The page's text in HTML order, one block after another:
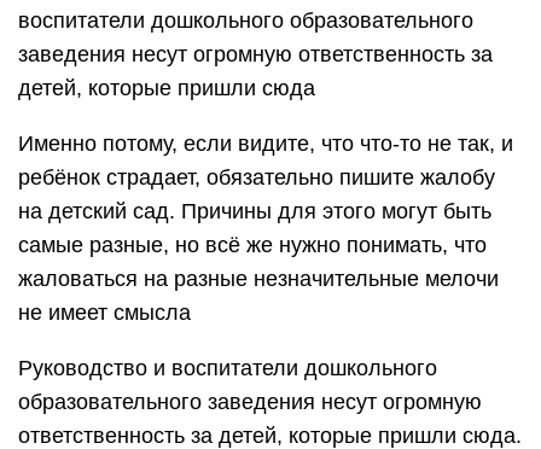
воспитатели дошкольного образовательного
заведения несут огромную ответственность за
детей, которые пришли сюда
Именно потому, если видите, что что-то не так, и
ребёнок страдает, обязательно пишите жалобу
на детский сад. Причины для этого могут быть
самые разные, но всё же нужно понимать, что
жаловаться на разные незначительные мелочи
не имеет смысла
Руководство и воспитатели дошкольного
образовательного заведения несут огромную
ответственность за детей, которые пришли сюда.